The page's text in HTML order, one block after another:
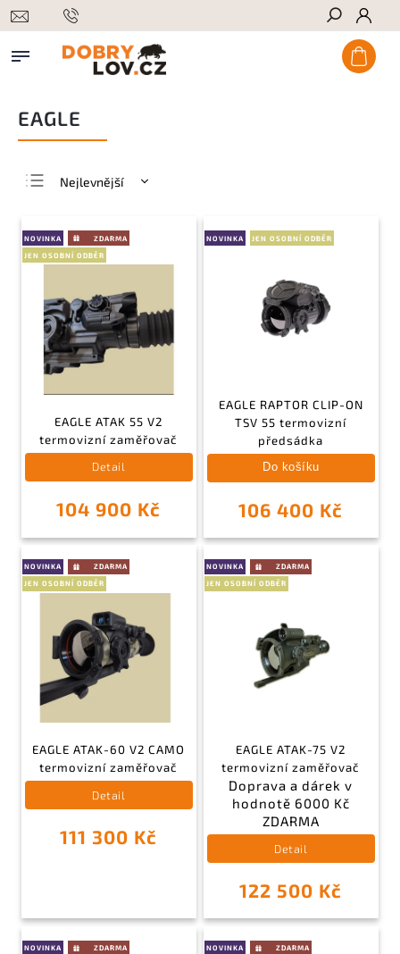
Hledat
EAGLE
Nejlevnější
Nejprodávanější
Abecedně
NOVINKA
JEN OSOBNÍ ODBĚR
EAGLE ATAK 55 V2
termovizní zaměřovač
104 900 Kč
Detail
NOVINKA JEN OSOBNÍ ODBĚR
EAGLE RAPTOR CLIP-ON
TSV 55 termovizní
předsádka
106 400 Kč
Do košíku
NOVINKA
JEN OSOBNÍ ODBĚR
EAGLE ATAK-60 V2 CAMO
termovizní zaměřovač
111 300 Kč
Detail
NOVINKA
JEN OSOBNÍ ODBĚR
EAGLE ATAK-75 V2
termovizní zaměřovač
Doprava a dárek v
hodnotě 6000 Kč
ZDARMA
122 500 Kč
Detail
NOVINKA
NOVINKA